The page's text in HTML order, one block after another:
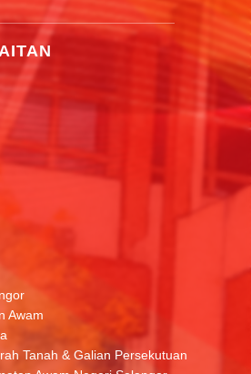
Awam
Tanah & Galian Persekutuan